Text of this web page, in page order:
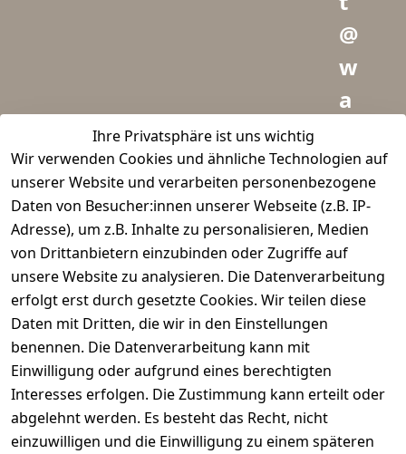
Ihre Privatsphäre ist uns wichtig
Wir verwenden Cookies und ähnliche Technologien auf
unserer Website und verarbeiten personenbezogene
Daten von Besucher:innen unserer Webseite (z.B. IP-
Adresse), um z.B. Inhalte zu personalisieren, Medien
von Drittanbietern einzubinden oder Zugriffe auf
unsere Website zu analysieren. Die Datenverarbeitung
erfolgt erst durch gesetzte Cookies. Wir teilen diese
Daten mit Dritten, die wir in den Einstellungen
benennen. Die Datenverarbeitung kann mit
Einwilligung oder aufgrund eines berechtigten
Interesses erfolgen. Die Zustimmung kann erteilt oder
abgelehnt werden. Es besteht das Recht, nicht
einzuwilligen und die Einwilligung zu einem späteren
@
w
a
d
m
e
i
s
r.